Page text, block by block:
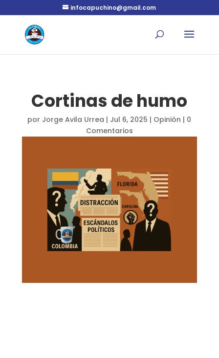
infocapuchino@gmail.com
Cortinas de humo
por Jorge Avila Urrea | Jul 6, 2025 | Opinión | 0
Comentarios